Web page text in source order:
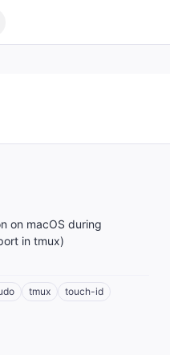
on macOS during
in tmux)
tmux
touch-id